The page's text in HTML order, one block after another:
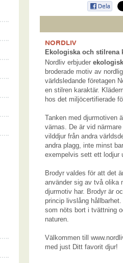
NORDLIV
Ekologiska och stilrena
Nordliv erbjuder
broderade motiv av
världsledande företagen
en stilren karaktär.
hos det miljöcertifierade
Tanken med djurmotiven
värnas. De är vid
vilddjur från andra
andra plagg, inte minst
exempelvis sett ett lodjur
Brodyr valdes för att det
använder sig av två olika
djurmotiv har. Brodyr är
princip livslång
som nöts bort i tvättning
naturen.
Välkommen till
med just Ditt favorit djur!